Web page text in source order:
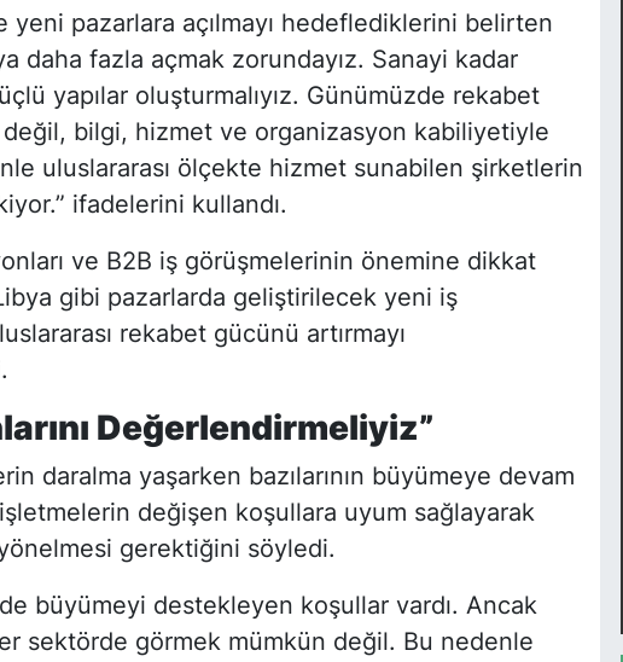
yeni pazarlara açılmayı hedeflediklerini belirten
daha fazla açmak zorundayız. Sanayi kadar
yapılar oluşturmalıyız. Günümüzde rekabet
bilgi, hizmet ve organizasyon kabiliyetiyle
uluslararası ölçekte hizmet sunabilen şirketlerin
ifadelerini kullandı.
ve B2B iş görüşmelerinin önemine dikkat
gibi pazarlarda geliştirilecek yeni iş
rekabet gücünü artırmayı
Değerlendirmeliyiz”
daralma yaşarken bazılarının büyümeye devam
değişen koşullara uyum sağlayarak
gerektiğini söyledi.
büyümeyi destekleyen koşullar vardı. Ancak
sektörde görmek mümkün değil. Bu nedenle